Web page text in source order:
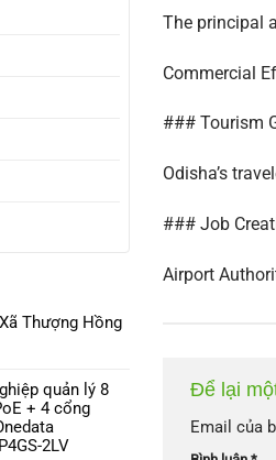
Thượng Hồng
quản lý 8
+ 4 cổng
2LV
The principal
Commercial
### Tourism
Odisha’s
### Job
Airport
Để lại
Email của